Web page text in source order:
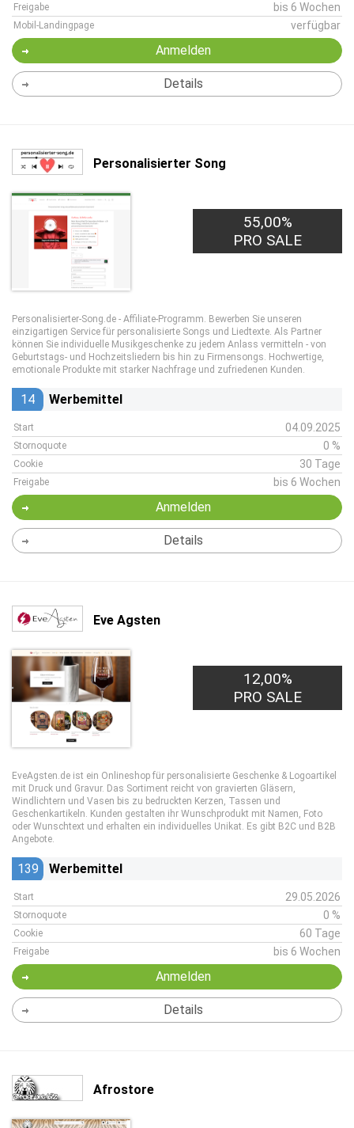
Freigabe bis 6 Wochen
Mobil-Landingpage verfügbar
Anmelden
Details
Personalisierter Song
55,00%
PRO SALE
Personalisierter-Song.de - Affiliate-Programm. Bewerben Sie unseren
einzigartigen Service für personalisierte Songs und Liedtexte. Als Partner
können Sie individuelle Musikgeschenke zu jedem Anlass vermitteln - von
Geburtstags- und Hochzeitsliedern bis hin zu Firmensongs. Hochwertige,
emotionale Produkte mit starker Nachfrage und zufriedenen Kunden.
14 Werbemittel
Start 04.09.2025
Stornoquote 0 %
Cookie 30 Tage
Freigabe bis 6 Wochen
Anmelden
Details
Eve Agsten
12,00%
PRO SALE
EveAgsten.de ist ein Onlineshop für personalisierte Geschenke & Logoartikel
mit Druck und Gravur. Das Sortiment reicht von gravierten Gläsern,
Windlichtern und Vasen bis zu bedruckten Kerzen, Tassen und
Geschenkartikeln. Kunden gestalten ihr Wunschprodukt mit Namen, Foto
oder Wunschtext und erhalten ein individuelles Unikat. Es gibt B2C und B2B
Angebote.
139 Werbemittel
Start 29.05.2026
Stornoquote 0 %
Cookie 60 Tage
Freigabe bis 6 Wochen
Anmelden
Details
Afrostore